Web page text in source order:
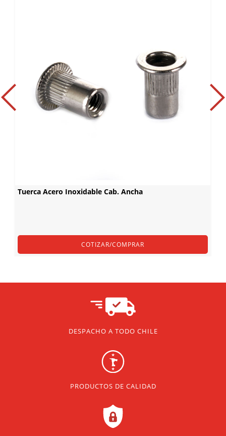
Tuerca Acero Inoxidable Cab. Ancha
COTIZAR/COMPRAR
DESPACHO A TODO CHILE
PRODUCTOS DE CALIDAD